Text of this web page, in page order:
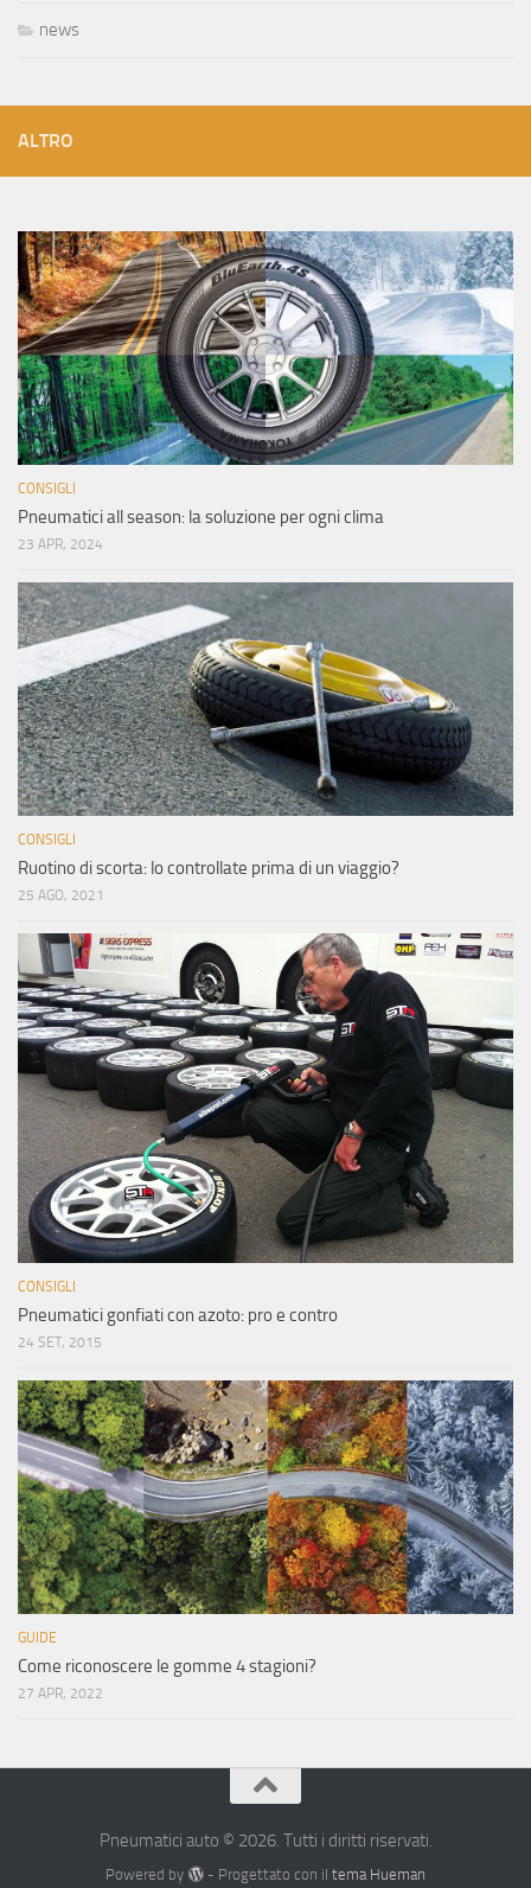
news
ALTRO
CONSIGLI
Pneumatici all season: la soluzione per ogni clima
23 APR, 2024
CONSIGLI
Ruotino di scorta: lo controllate prima di un viaggio?
25 AGO, 2021
CONSIGLI
Pneumatici gonfiati con azoto: pro e contro
24 SET, 2015
GUIDE
Come riconoscere le gomme 4 stagioni?
27 APR, 2022
Pneumatici auto © 2026. Tutti i diritti riservati.
Powered by - Progettato con il tema Hueman